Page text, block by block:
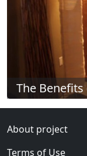
The
About project
Terms of Use